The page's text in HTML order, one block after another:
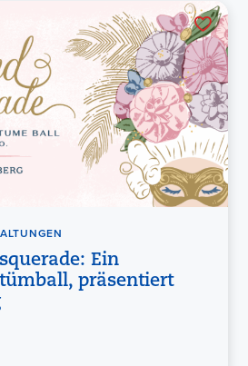
Ein
präsentiert